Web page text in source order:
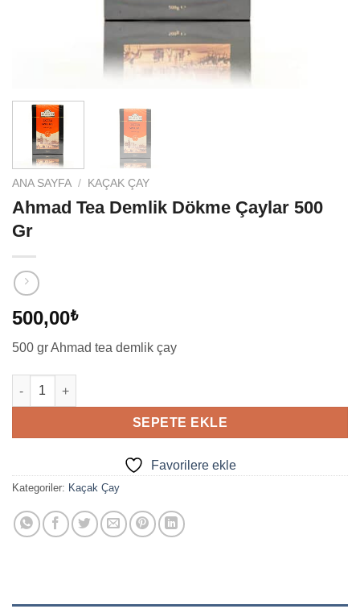
ANA SAYFA / KAÇAK ÇAY
Ahmad Tea Demlik Dökme Çaylar 500
Gr
500,00₺
500 gr Ahmad tea demlik çay
Ahmad Tea Demlik Dökme Çaylar 500 Gr adet
SEPETE EKLE
Favorilere ekle
Kategoriler: Kaçak Çay